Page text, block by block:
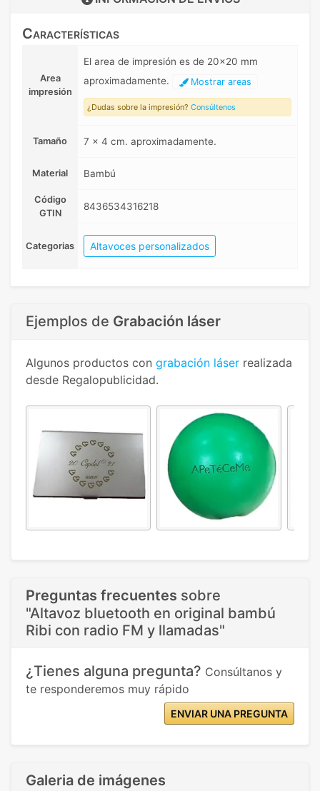
Características
Area
impresión
El area de impresión es de 20x20 mm
aproximadamente.
Mostrar areas
¿Dudas sobre la impresión? Consúltenos
Tamaño 7 x 4 cm. aproximadamente.
Material Bambú
Código
GTIN
8436534316218
Categorias Altavoces personalizados
Ejemplos de Grabación láser
Algunos productos con grabación láser realizada
desde Regalopublicidad.
Preguntas frecuentes sobre
"Altavoz bluetooth en original bambú
Ribi con radio FM y llamadas"
¿Tienes alguna pregunta? Consúltanos y
te responderemos muy rápido
ENVIAR UNA PREGUNTA
Galeria de imágenes